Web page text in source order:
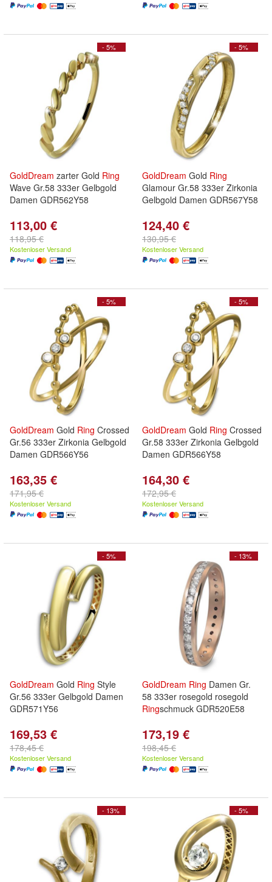
- 5%
GoldDream zarter Gold Ring
Wave Gr.58 333er Gelbgold
Damen GDR562Y58
113,00 €
118,95 €
Kostenloser Versand
- 5%
GoldDream Gold Ring
Glamour Gr.58 333er Zirkonia
Gelbgold Damen GDR567Y58
124,40 €
130,95 €
Kostenloser Versand
- 5%
GoldDream Gold Ring Crossed
Gr.56 333er Zirkonia Gelbgold
Damen GDR566Y56
163,35 €
171,95 €
Kostenloser Versand
- 5%
GoldDream Gold Ring Crossed
Gr.58 333er Zirkonia Gelbgold
Damen GDR566Y58
164,30 €
172,95 €
Kostenloser Versand
- 5%
GoldDream Gold Ring Style
Gr.56 333er Gelbgold Damen
GDR571Y56
169,53 €
178,45 €
Kostenloser Versand
- 13%
GoldDream Ring Damen Gr.
58 333er rosegold rosegold
Ringschmuck GDR520E58
173,19 €
198,45 €
Kostenloser Versand
- 13% - 5%